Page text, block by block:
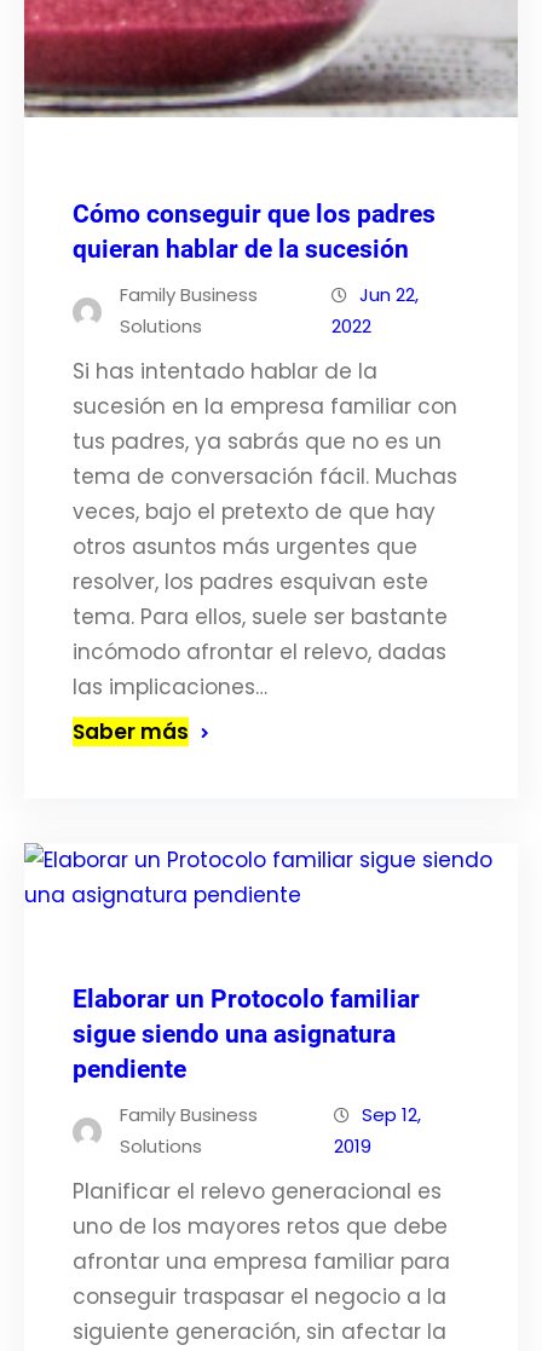
Cómo conseguir que los padres
quieran hablar de la sucesión
Family Business
Solutions
Jun 22,
2022
Si has intentado hablar de la
sucesión en la empresa familiar con
tus padres, ya sabrás que no es un
tema de conversación fácil. Muchas
veces, bajo el pretexto de que hay
otros asuntos más urgentes que
resolver, los padres esquivan este
tema. Para ellos, suele ser bastante
incómodo afrontar el relevo, dadas
las implicaciones…
Saber más
Elaborar un Protocolo familiar
sigue siendo una asignatura
pendiente
Family Business
Solutions
Sep 12,
2019
Planificar el relevo generacional es
uno de los mayores retos que debe
afrontar una empresa familiar para
conseguir traspasar el negocio a la
siguiente generación, sin afectar la